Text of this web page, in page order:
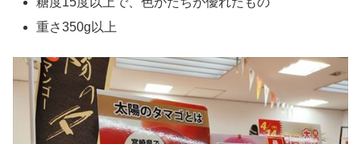
重さ350g以上